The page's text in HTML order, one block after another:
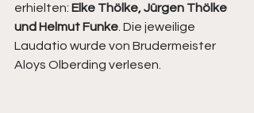
erhielten: Elke Thölke, Jürgen Thölke
und Helmut Funke . Die jeweilige
Laudatio wurde von Brudermeister
Aloys Olberding verlesen.